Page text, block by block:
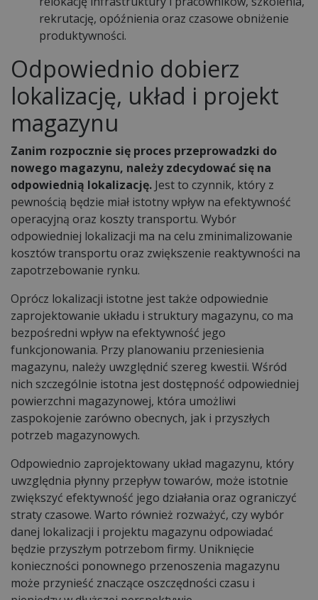
rekrutację, opóźnienia oraz czasowe obniżenie
produktywności.
Odpowiednio dobierz
lokalizację, układ i projekt
magazynu
Zanim rozpocznie się proces przeprowadzki do
nowego magazynu, należy zdecydować się na
odpowiednią lokalizację. Jest to czynnik, który z
pewnością będzie miał istotny wpływ na efektywność
operacyjną oraz koszty transportu. Wybór
odpowiedniej lokalizacji ma na celu zminimalizowanie
kosztów transportu oraz zwiększenie reaktywności na
zapotrzebowanie rynku.
Oprócz lokalizacji istotne jest także odpowiednie
zaprojektowanie układu i struktury magazynu, co ma
bezpośredni wpływ na efektywność jego
funkcjonowania. Przy planowaniu przeniesienia
magazynu, należy uwzględnić szereg kwestii. Wśród
nich szczególnie istotna jest dostępność odpowiedniej
powierzchni magazynowej, która umożliwi
zaspokojenie zarówno obecnych, jak i przyszłych
potrzeb magazynowych.
Odpowiednio zaprojektowany układ magazynu, który
uwzględnia płynny przepływ towarów, może istotnie
zwiększyć efektywność jego działania oraz ograniczyć
straty czasowe. Warto również rozważyć, czy wybór
danej lokalizacji i projektu magazynu odpowiadać
będzie przyszłym potrzebom firmy. Uniknięcie
konieczności ponownego przenoszenia magazynu
może przynieść znaczące oszczędności czasu i